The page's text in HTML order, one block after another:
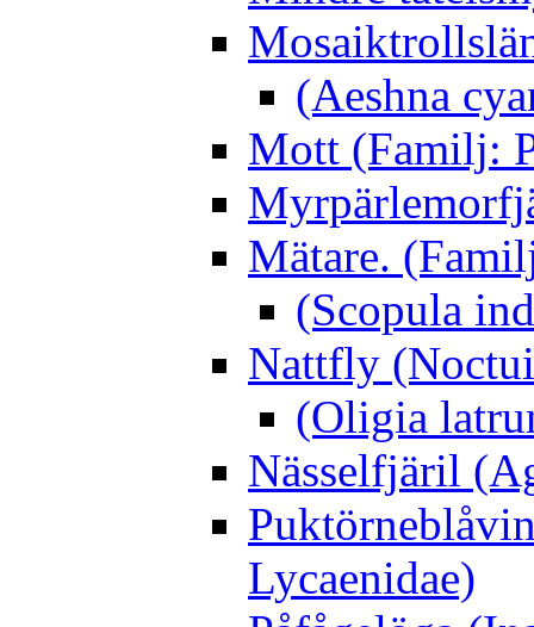
(Aeshna
Mott (Familj:
Mätare.
(Scopula
Nattfly
(Oligia
Nässelfjäril
Lycaenidae)